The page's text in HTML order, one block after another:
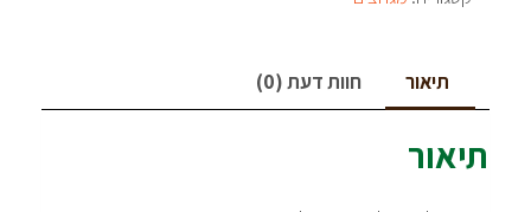
תיאור חוות דעת (0)
תיאור